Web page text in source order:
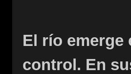
El río emerge
control. En